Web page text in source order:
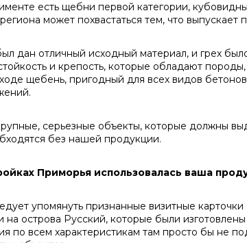
есть щебни первой категории,
может похвастаться тем, что
дан отличный исходный материал, и грех
и крепость, которые обладают
щебень, пригодный для всех видов
серьезные объекты, которые должны
без нашей продукции.
Приморья использовалась ваша
упомянуть признанные визитные карточки
на острова Русский, которые были
по всем характеристикам там просто бы не